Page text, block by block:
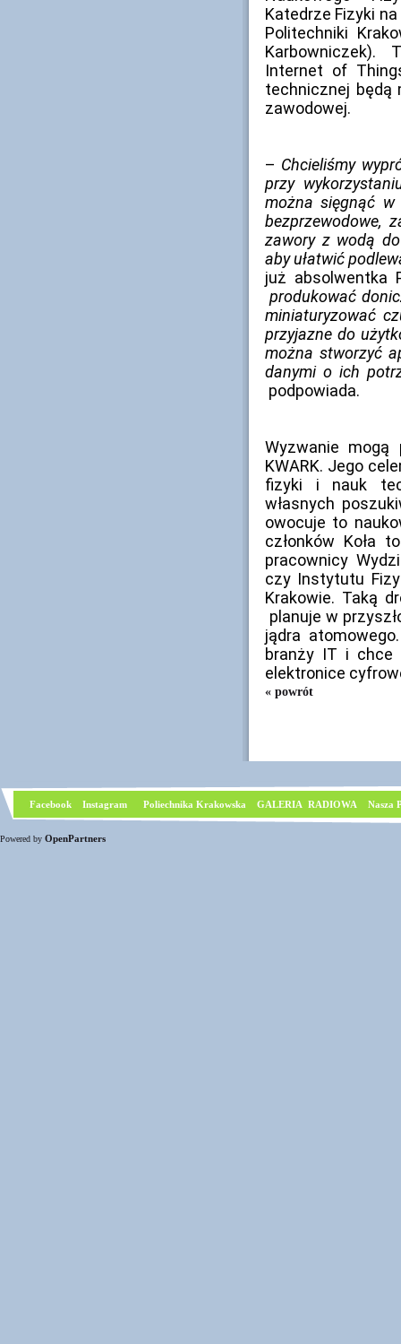
Katedrze Fizyki
Politechniki
Karbowniczek).
Internet of
technicznej będą
zawodowej.
– Chcieliśmy
przy
można sięgnąć w
bezprzewodowe,
zawory z wodą
aby ułatwić
już absolwentka
produkować
miniaturyzować
przyjazne do
można stworzyć
danymi o ich
podpowiada.
Wyzwanie mogą
KWARK. Jego
fizyki i nauk
własnych
owocuje to
członków Koła
pracownicy
czy Instytutu
Krakowie. Taką
planuje w
jądra
branży IT i chce
elektronice
« powrót
Facebook Instagram Poliechnika Krakowska GALERIA RADIOWA Nasza
Powered by OpenPartners